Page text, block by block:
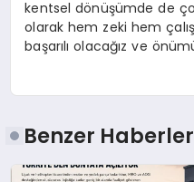
kentsel dönüşümde de
olarak hem zeki hem
başarılı olacağız ve
Benzer Haberler